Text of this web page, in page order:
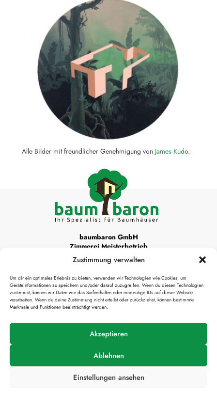
Zustimmung verwalten
Um dir ein optimales Erlebnis zu bieten, verwenden wir Technologien wie Cookies, um
Geräteinformationen zu speichern und/oder darauf zuzugreifen. Wenn du diesen Technologien
zustimmst, können wir Daten wie das Surfverhalten oder eindeutige IDs auf dieser Website
verarbeiten. Wenn du deine Zustimmung nicht erteilst oder zurückziehst, können bestimmte
Merkmale und Funktionen beeinträchtigt werden.
Akzeptieren
Ablehnen
Einstellungen ansehen
Alle Bilder mit freundlicher Genehmigung von James Kudo.
baumbaron GmbH
Zimmerei Meisterbetrieb
Unsere Werkstattadresse ist:
Krottenthaler Alm 22
83666 Waakirchen
 info@baumbaron.de
Datenschutzerklärung